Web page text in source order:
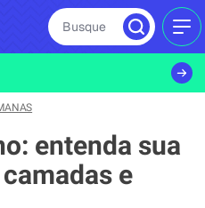
Busque
entenda sua
e